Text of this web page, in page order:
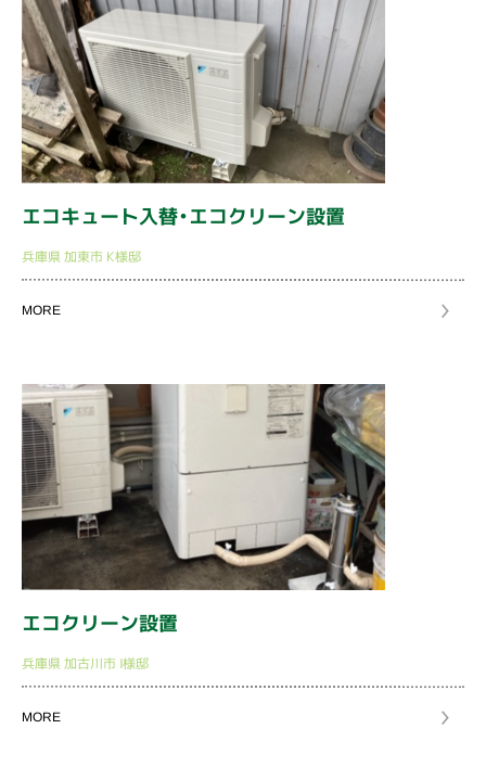
エコキュート入替・エコクリーン設置
兵庫県加東市 K様邸
MORE
エコクリーン設置
兵庫県加古川市 I様邸
MORE